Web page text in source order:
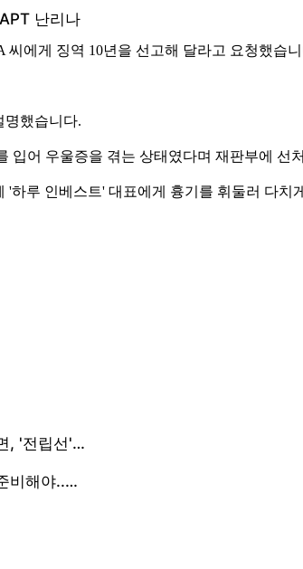
에게 징역 10년을 선고해 달라고 요청했습
명했습니다.
입어 우울증을 겪는 상태였다며 재판부에 선
루 인베스트' 대표에게 흉기를 휘둘러 다치